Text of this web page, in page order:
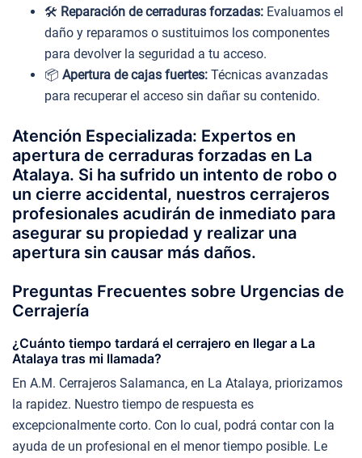
🛠️ Reparación de cerraduras forzadas: Evaluamos el
daño y reparamos o sustituimos los componentes
para devolver la seguridad a tu acceso.
📦 Apertura de cajas fuertes: Técnicas avanzadas
para recuperar el acceso sin dañar su contenido.
Atención Especializada: Expertos en
apertura de cerraduras forzadas en La
Atalaya. Si ha sufrido un intento de robo o
un cierre accidental, nuestros cerrajeros
profesionales acudirán de inmediato para
asegurar su propiedad y realizar una
apertura sin causar más daños.
Preguntas Frecuentes sobre Urgencias de
Cerrajería
¿Cuánto tiempo tardará el cerrajero en llegar a La
Atalaya tras mi llamada?
En A.M. Cerrajeros Salamanca, en La Atalaya, priorizamos
la rapidez. Nuestro tiempo de respuesta es
excepcionalmente corto. Con lo cual, podrá contar con la
ayuda de un profesional en el menor tiempo posible. Le